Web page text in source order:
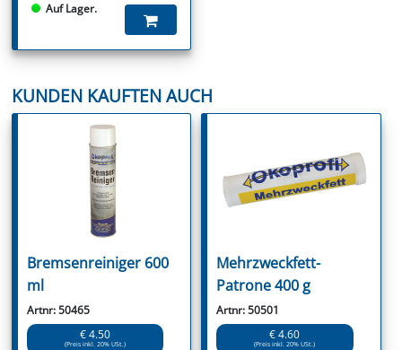
Auf Lager.
KUNDEN KAUFTEN AUCH
Bremsenreiniger 600
ml
Artnr: 50465
€ 4.50
(Preis inkl. 20% USt.)
Mehrzweckfett-
Patrone 400 g
Artnr: 50501
€ 4.60
(Preis inkl. 20% USt.)